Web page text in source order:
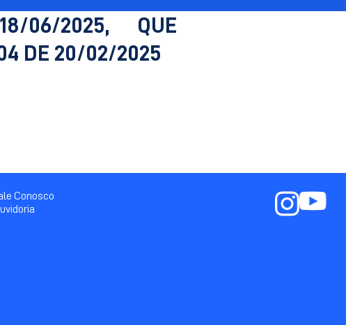
06/2025, QUE
DE 20/02/2025
Conosco